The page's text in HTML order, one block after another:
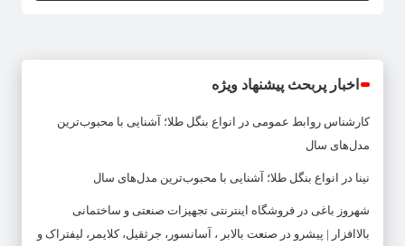
اخبار پربحث پیشنهاد ویژه
کارشناس روابط عمومی در
انواع بنگل طلا؛ آشنایی با محبوب‌ترین
مدل‌های سال
نینا در انواع بنگل طلا؛ آشنایی با محبوب‌ترین مدل‌های سال
شهروز باغی در فروشگاه اینترنتی تجهیزات صنعتی و ساختمانی
بالاافزار | پیشرو در صنعت بالابر ، آسانسور، جرثقیل، کلایمر، لیفتراک و